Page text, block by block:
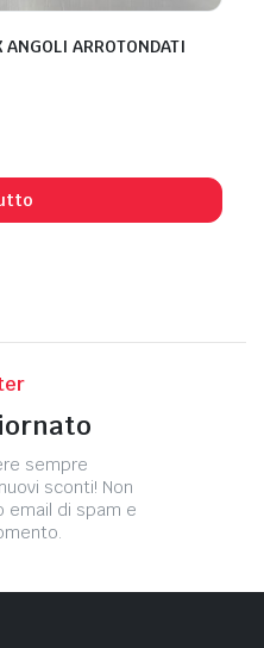
ARROTONDATI
sempre
sconti! Non
email di spam e